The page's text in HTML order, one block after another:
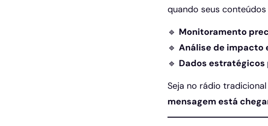
quando seus
🔹 Monitoramento
🔹 Análise de impacto
🔹 Dados
Seja no rádio
mensagem está